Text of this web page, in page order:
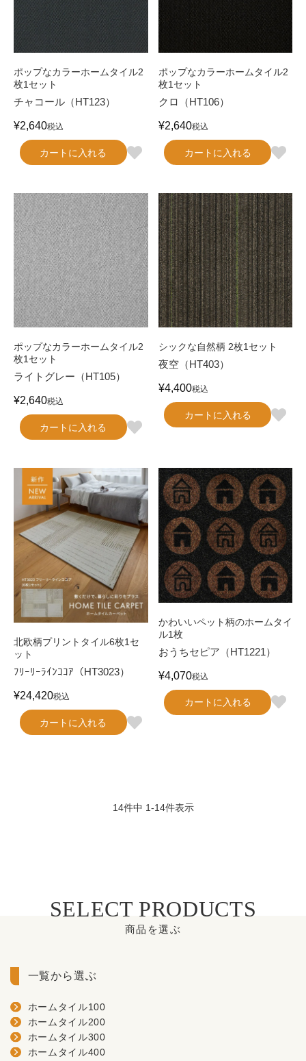
ポップなカラーホームタイル2
枚1セット
チャコール（HT123）
¥2,640税込
カートに入れる
ポップなカラーホームタイル2
枚1セット
クロ（HT106）
¥2,640税込
カートに入れる
ポップなカラーホームタイル2
枚1セット
ライトグレー（HT105）
¥2,640税込
カートに入れる
シックな自然柄 2枚1セット
夜空（HT403）
¥4,400税込
カートに入れる
北欧柄プリントタイル6枚1セ
ット
ﾌﾘｰﾘｰﾗｲﾝｺｺｱ（HT3023）
¥24,420税込
カートに入れる
かわいいペット柄のホームタイ
ル1枚
おうちセピア（HT1221）
¥4,070税込
カートに入れる
14件中 1-14件表示
SELECT PRODUCTS
商品を選ぶ
一覧から選ぶ
ホームタイル100
ホームタイル200
ホームタイル300
ホームタイル400